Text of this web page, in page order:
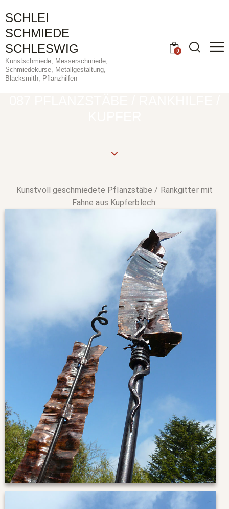
SCHLEI
SCHMIEDE
SCHLESWIG
Kunstschmiede, Messerschmiede,
Schmiedekurse, Metallgestaltung,
Blacksmith, Pflanzhilfen
0
Kunstvoll geschmiedete Pflanzstäbe / Rankgitter mit
Fahne aus Kupferblech.